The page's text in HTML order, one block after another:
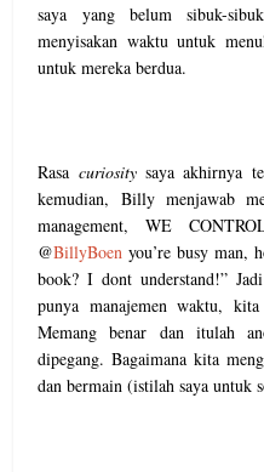
saya yang belum sibuk-
menyisakan waktu untuk
untuk mereka berdua.
Rasa curiositysaya akhirnya
kemudian, Billy menjawab
management, WE
@BillyBoen you’re busy man,
book? I dont understand!”
punya manajemen waktu,
Memang benar dan itulah
dipegang. Bagaimana kita
dan bermain (istilah saya untuk